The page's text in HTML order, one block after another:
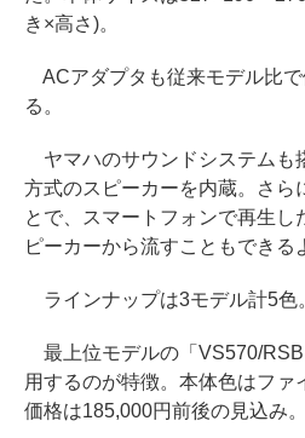
き×高さ)。
ACアダプタも従来モデル比
る。
ヤマハのサウンドシステムも
方式のスピーカーを内蔵。さら
とで、スマートフォンで再生し
ピーカーから流すこともできる
ラインナップは3モデル計5色
最上位モデルの「VS570/
用するのが特徴。本体色はファ
価格は185,000円前後の見込み。